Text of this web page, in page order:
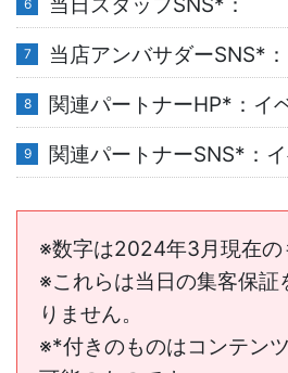
当日スタッフSNS*：
当店アンバサダーSNS*：
関連パートナーHP*：イ
関連パートナーSNS*：
※数字は2024年3月現在の
※これらは当日の集客保証
りません。
※*付きのものはコンテン